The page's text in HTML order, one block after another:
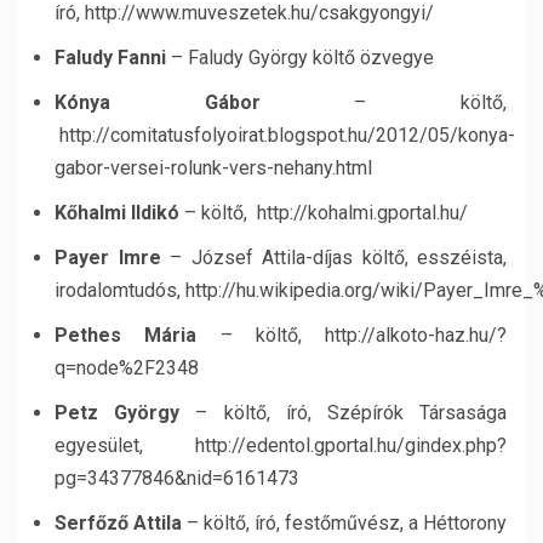
író, http://www.muveszetek.hu/csakgyongyi/
Faludy Fanni – Faludy György költő özvegye
Kónya Gábor – költő,
http://comitatusfolyoirat.blogspot.hu/2012/05/konya-
gabor-versei-rolunk-vers-nehany.html
Kőhalmi Ildikó – költő, http://kohalmi.gportal.hu/
Payer Imre – József Attila-díjas költő, esszéista,
irodalomtudós, http://hu.wikipedia.org/wiki/
Pethes Mária – költő, http://alkoto-haz.hu/?
q=node%2F2348
Petz György – költő, író, Szépírók Társasága
egyesület, http://edentol.gportal.hu/gindex.php?
pg=34377846&nid=6161473
Serfőző Attila – költő, író, festőművész, a Héttorony